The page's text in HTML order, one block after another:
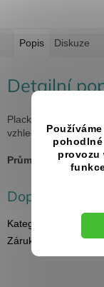
provozu
Popis Diskuze
Detailní
Placka je na vrchní
vzhled.
Minimální
Průměr: 25 mm, 37
Doplňkové
Kategorie
Záruka
2 roky